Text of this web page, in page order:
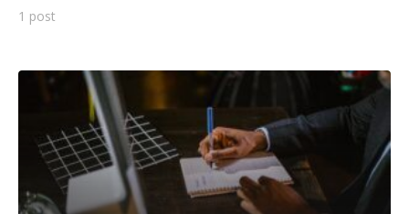
1 post